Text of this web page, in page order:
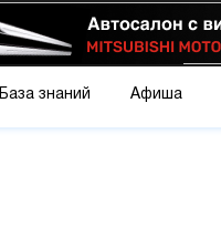
База знаний Афиша